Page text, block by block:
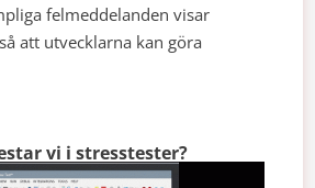
felmeddelanden visar
att utvecklarna kan göra
vi i stresstester?